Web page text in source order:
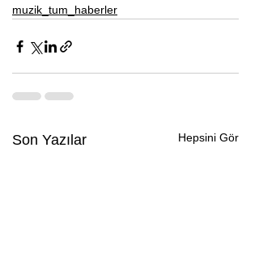
muzik_tum_haberler
Son Yazılar Hepsini Gör